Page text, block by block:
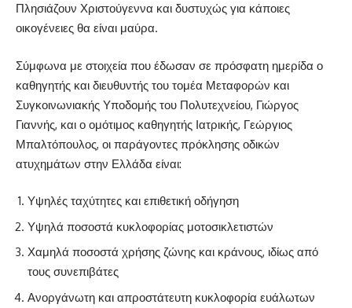
Πλησιάζουν Χριστούγεννα και δυστυχώς για κάποιες
οικογένειες θα είναι μαύρα.
Σύμφωνα με στοιχεία που έδωσαν σε πρόσφατη ημερίδα ο
καθηγητής και διευθυντής του τομέα Μεταφορών και
Συγκοινωνιακής Υποδομής του Πολυτεχνείου, Γιώργος
Γιαννής, και ο ομότιμος καθηγητής Ιατρικής, Γεώργιος
Μπαλτόπουλος, οι παράγοντες πρόκλησης οδικών
ατυχημάτων στην Ελλάδα είναι:
Υψηλές ταχύτητες και επιθετική οδήγηση
Υψηλά ποσοστά κυκλοφορίας μοτοσικλετιστών
Χαμηλά ποσοστά χρήσης ζώνης και κράνους, ιδίως από
τους συνεπιβάτες
Ανοργάνωτη και απροστάτευτη κυκλοφορία ευάλωτων